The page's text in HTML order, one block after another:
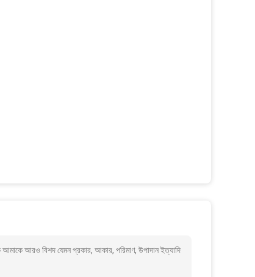
আরও বিশদ যেমন প্রকার, আকার, পরিমাণ, উপাদান ইত্যাদি